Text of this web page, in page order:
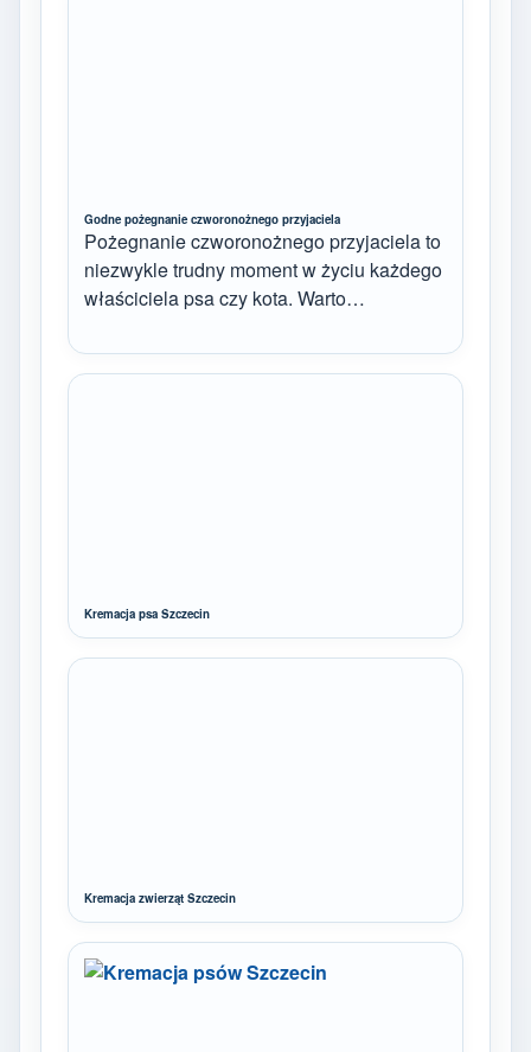
Godne pożegnanie czworonożnego przyjaciela
Pożegnanie czworonożnego przyjaciela to
niezwykle trudny moment w życiu każdego
właściciela psa czy kota. Warto…
Kremacja psa Szczecin
Kremacja zwierząt Szczecin